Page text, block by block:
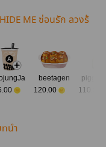
ME ซ่อนรัก ลวงร้
beetagen
120.00
110.00
นำ